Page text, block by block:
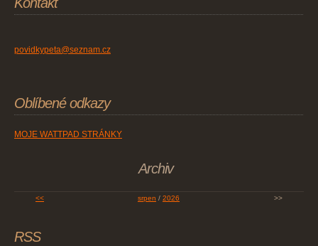
povidkypeta@seznam.cz
Oblíbené odkazy
MOJE WATTPAD STRÁNKY
Archiv
<< srpen / 2026 >>
RSS